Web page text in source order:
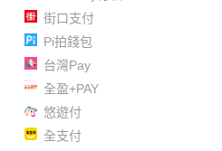
街口支付
Pi拍錢包
台灣Pay
全盈+PAY
悠遊付
全支付